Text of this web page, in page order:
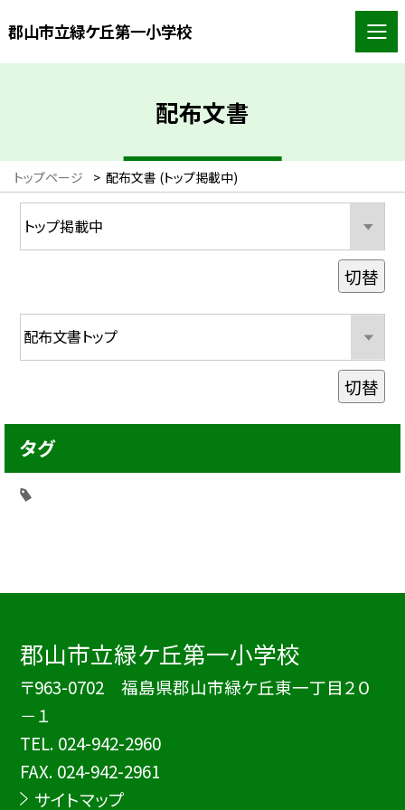
郡山市立緑ケ丘第一小学校
配布文書
トップページ > 配布文書 (トップ掲載中)
切替
切替
タグ
郡山市立緑ケ丘第一小学校
〒963-0702 福島県郡山市緑ケ丘東一丁目２０
－１
TEL. 024-942-2960
FAX. 024-942-2961
サイトマップ